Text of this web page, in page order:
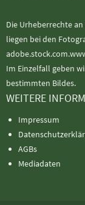
Die Urheberrechte
liegen bei den
Im Einzelfall geben
bestimmten Bildes.
WEITERE
Impressum
AGBs
Mediadaten